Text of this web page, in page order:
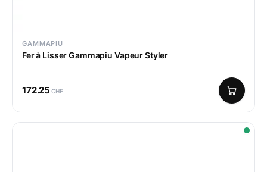
GAMMAPIU
Fer à Lisser Gammapiu Vapeur Styler
172.25 CHF